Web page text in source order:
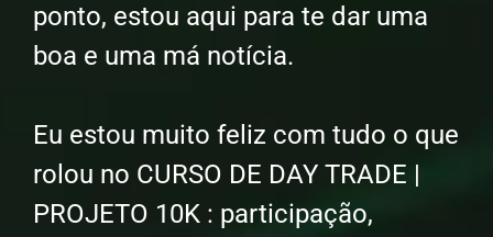
ponto, estou aqui para te dar uma
boa e uma má notícia.
Eu estou muito feliz com tudo o que
rolou no CURSO DE DAY TRADE |
PROJETO 10K : participação,